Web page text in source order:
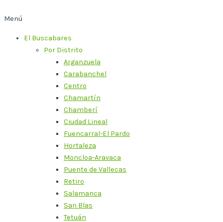
Menú
El Buscabares
Por Distrito
Arganzuela
Carabanchel
Centro
Chamartín
Chamberí
Ciudad Lineal
Fuencarral-El Pardo
Hortaleza
Moncloa-Aravaca
Puente de Vallecas
Retiro
Salamanca
San Blas
Tetuán